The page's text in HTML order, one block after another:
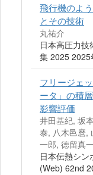
飛行機のよ
とその技術
丸祐介
日本高圧力
集 2025 2025
フリージェ
ータ」の積
影響評価
井田基紀, 坂
泰, 八木邑麿,
一郎, 徳留真
日本伝熱シ
(Web) 62nd